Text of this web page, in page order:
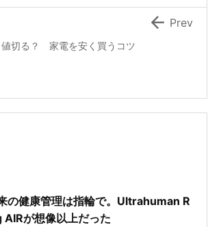
値切る？ 家電を安く買うコツ
 Prev
の健康管理は指輪で。Ultrahuman R
AIRが想像以上だった